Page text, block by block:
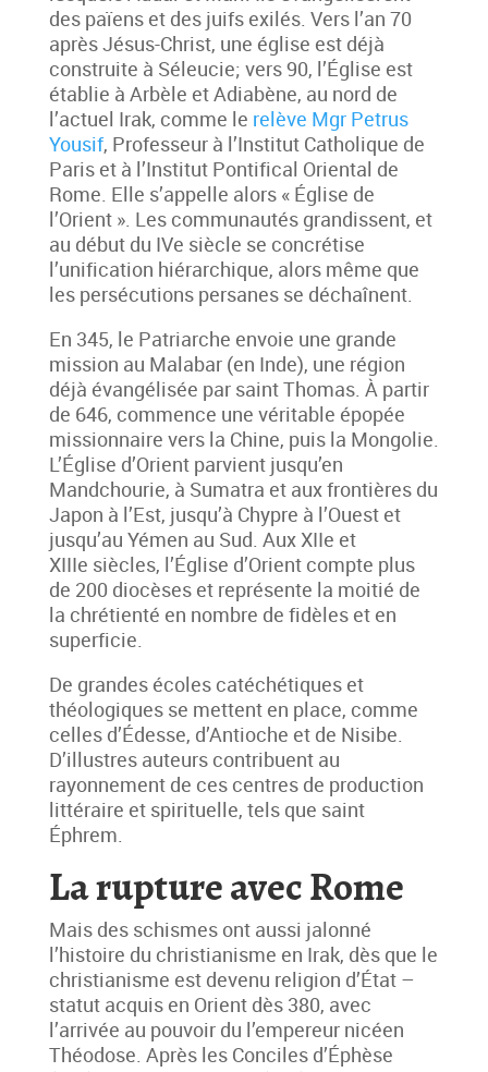
des païens et des juifs exilés. Vers l’an 70
après Jésus-Christ, une église est déjà
construite à Séleucie; vers 90, l’Église est
établie à Arbèle et Adiabène, au nord de
l’actuel Irak, comme le relève Mgr Petrus
Yousif, Professeur à l’Institut Catholique de
Paris et à l’Institut Pontifical Oriental de
Rome. Elle s’appelle alors « Église de
l’Orient ». Les communautés grandissent, et
au début du IVe siècle se concrétise
l’unification hiérarchique, alors même que
les persécutions persanes se déchaînent.
En 345, le Patriarche envoie une grande
mission au Malabar (en Inde), une région
déjà évangélisée par saint Thomas. À partir
de 646, commence une véritable épopée
missionnaire vers la Chine, puis la Mongolie.
L’Église d’Orient parvient jusqu’en
Mandchourie, à Sumatra et aux frontières du
Japon à l’Est, jusqu’à Chypre à l’Ouest et
jusqu’au Yémen au Sud. Aux XIIe et
XIIIe siècles, l’Église d’Orient compte plus
de 200 diocèses et représente la moitié de
la chrétienté en nombre de fidèles et en
superficie.
De grandes écoles catéchétiques et
théologiques se mettent en place, comme
celles d’Édesse, d’Antioche et de Nisibe.
D’illustres auteurs contribuent au
rayonnement de ces centres de production
littéraire et spirituelle, tels que saint
Éphrem.
La rupture avec Rome
Mais des schismes ont aussi jalonné
l’histoire du christianisme en Irak, dès que le
christianisme est devenu religion d’État –
statut acquis en Orient dès 380, avec
l’arrivée au pouvoir du l’empereur nicéen
Théodose. Après les Conciles d’Éphèse